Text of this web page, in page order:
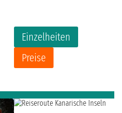
Einzelheiten
Preise